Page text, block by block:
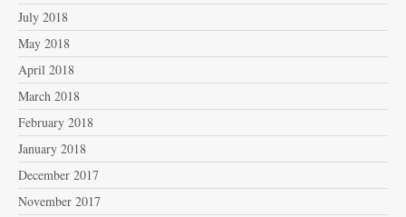
July 2018
May 2018
April 2018
March 2018
February 2018
January 2018
December 2017
November 2017